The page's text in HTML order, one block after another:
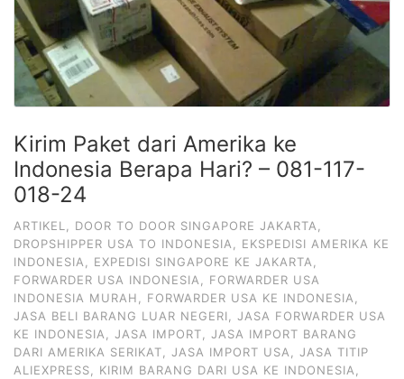
Kirim Paket dari Amerika ke
Indonesia Berapa Hari? – 081-117-
018-24
ARTIKEL DOOR TO DOOR SINGAPORE JAKARTA
DROPSHIPPER USA TO INDONESIA
EKSPEDISI AMERIKA KE
INDONESIA
EXPEDISI SINGAPORE KE JAKARTA
FORWARDER USA INDONESIA
FORWARDER USA
INDONESIA MURAH
FORWARDER USA KE INDONESIA
JASA BELI BARANG LUAR NEGERI
JASA FORWARDER USA
KE INDONESIA
JASA IMPORT
JASA IMPORT BARANG
DARI AMERIKA SERIKAT
JASA IMPORT USA
JASA TITIP
ALIEXPRESS
KIRIM BARANG DARI USA KE INDONESIA